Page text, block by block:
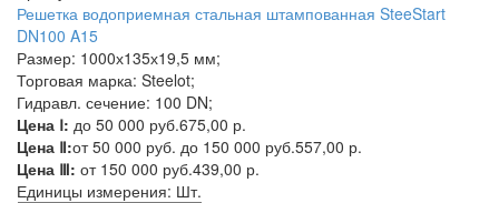
Решетка водоприемная стальная штампованная SteeStart
DN100 A15
Размер: 1000х135х19,5 мм;
Торговая марка: Steelot;
Гидравл. сечение: 100 DN;
Цена Ⅰ: до 50 000 руб.675,00 р.
Цена Ⅱ:от 50 000 руб. до 150 000 руб.557,00 р.
Цена Ⅲ: от 150 000 руб.439,00 р.
Единицы измерения: Шт.